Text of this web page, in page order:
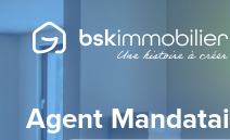
Agent